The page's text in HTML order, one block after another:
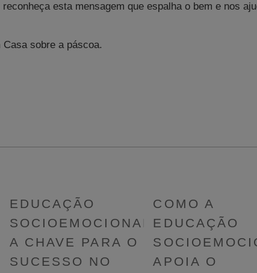
esta mensagem que espalha o bem e nos
sobre a páscoa.
EDUCAÇÃO
SOCIOEMOCIONAL:
A CHAVE PARA O
SUCESSO NO
COMO A
EDUCAÇÃO
APOIA O